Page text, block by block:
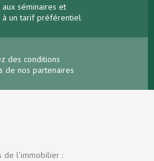
aux séminaires et
à un tarif préférentiel
des conditions
de nos partenaires
de l'immobilier :